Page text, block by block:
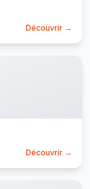
Découvrir →
Découvrir →